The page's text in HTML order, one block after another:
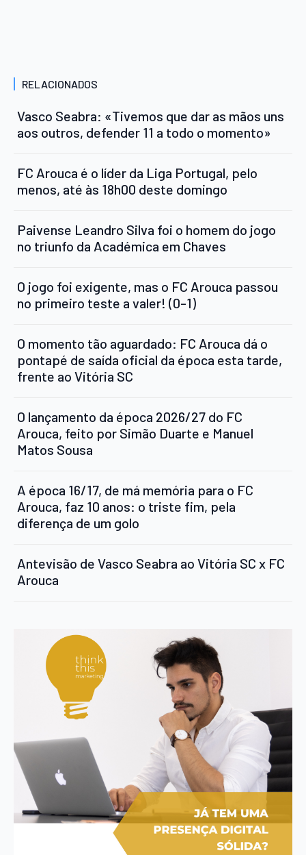
RELACIONADOS
Vasco Seabra: «Tivemos que dar as mãos uns
aos outros, defender 11 a todo o momento»
FC Arouca é o líder da Liga Portugal, pelo
menos, até às 18h00 deste domingo
Paivense Leandro Silva foi o homem do jogo
no triunfo da Académica em Chaves
O jogo foi exigente, mas o FC Arouca passou
no primeiro teste a valer! (0-1)
O momento tão aguardado: FC Arouca dá o
pontapé de saída oficial da época esta tarde,
frente ao Vitória SC
O lançamento da época 2026/27 do FC
Arouca, feito por Simão Duarte e Manuel
Matos Sousa
A época 16/17, de má memória para o FC
Arouca, faz 10 anos: o triste fim, pela
diferença de um golo
Antevisão de Vasco Seabra ao Vitória SC x FC
Arouca